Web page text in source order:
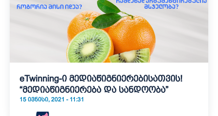
eTwinning-ი მედიაწიგნიერებისათვის!
“მედიაწიგნიერება და სანდოობა”
15 ᲘᲕᲜᲘᲡᲘ, 2021 - 11:31